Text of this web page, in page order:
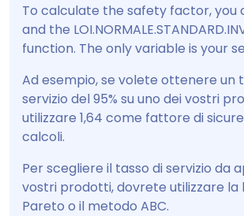
To calculate the safety factor, you
and the
function. The only variable is your
Ad esempio, se volete ottenere un
servizio del 95% su uno dei vostri
utilizzare 1,64 come fattore di
calcoli.
Per scegliere il tasso di servizio da
vostri prodotti, dovrete utilizzare la
Pareto o il metodo ABC.